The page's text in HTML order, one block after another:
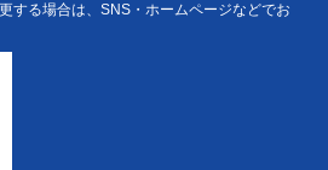
する場合は、SNS・ホームページなどでお